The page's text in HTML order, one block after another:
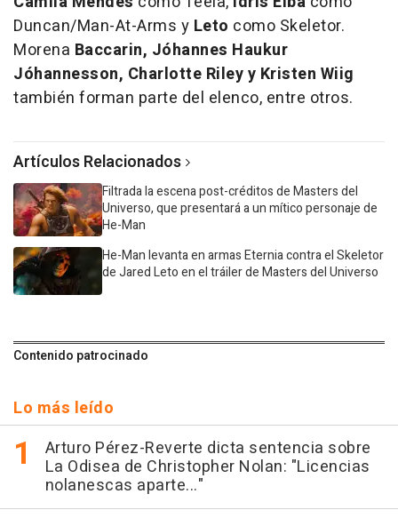
Duncan/Man-At-Arms y Leto como Skeletor.
Morena Baccarin, Jóhannes Haukur
Jóhannesson, Charlotte Riley y Kristen Wiig
también forman parte del elenco, entre otros.
Artículos Relacionados
Filtrada la escena post-créditos de Masters del
Universo, que presentará a un mítico personaje de
He-Man
He-Man levanta en armas Eternia contra el Skeletor
de Jared Leto en el tráiler de Masters del Universo
Contenido patrocinado
Lo más leído
Arturo Pérez-Reverte dicta sentencia sobre
La Odisea de Christopher Nolan: "Licencias
nolanescas aparte..."